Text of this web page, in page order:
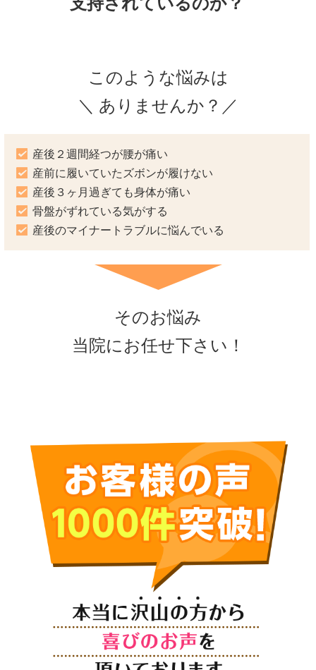
このような悩みは
＼ ありませんか？／
産後２週間経つが腰が痛い
産前に履いていたズボンが履けない
産後３ヶ月過ぎても身体が痛い
骨盤がずれている気がする
産後のマイナートラブルに悩んでいる
そのお悩み
当院にお任せ下さい！